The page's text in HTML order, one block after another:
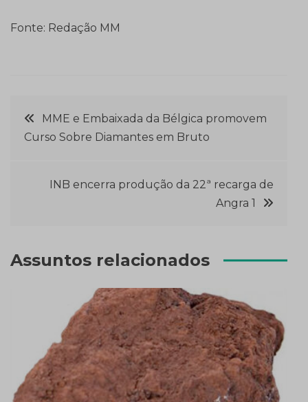
Fonte: Redação MM
Navegação
Post
MME e Embaixada da Bélgica promovem
Curso Sobre Diamantes em Bruto
INB encerra produção da 22ª recarga de
Angra 1
Assuntos relacionados